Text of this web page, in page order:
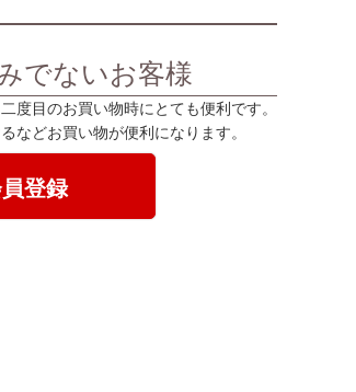
でないお客様
度目のお買い物時にとても便利です。
などお買い物が便利になります。
登録